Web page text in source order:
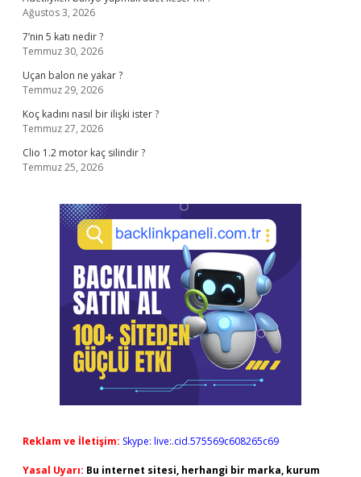
Ağustos 3, 2026
7’nin 5 katı nedir ?
Temmuz 30, 2026
Uçan balon ne yakar ?
Temmuz 29, 2026
Koç kadını nasıl bir ilişki ister ?
Temmuz 27, 2026
Clio 1.2 motor kaç silindir ?
Temmuz 25, 2026
Reklam ve İletişim: Skype: live:.cid.575569c608265c69
Yasal Uyarı: Bu internet sitesi, herhangi bir marka, kurum